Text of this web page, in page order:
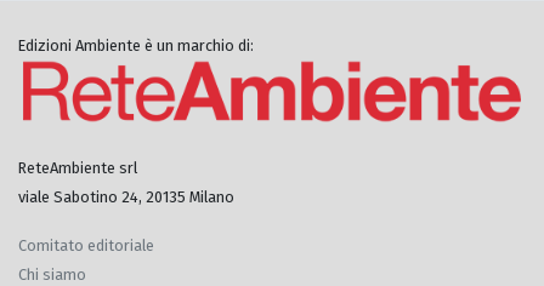
Edizioni Ambiente è un marchio di:
ReteAmbiente srl
viale Sabotino 24, 20135 Milano
Comitato editoriale
Chi siamo